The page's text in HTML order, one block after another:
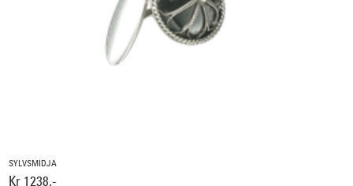
SYLVSMIDJA
Kr 1238,-